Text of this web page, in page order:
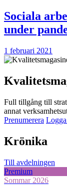
Sociala
under
1 februari 2021
Full tillgång till
annat
Prenumerera
Krönika
Till avdelningen
Premium
Sommar 2026